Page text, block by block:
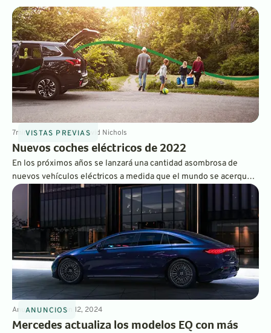
tracción total. El MSRP inicial está por debajo de los 75 000$.
VISTAS PREVIAS
7minMay 26, 2022ByDavid Nichols
Nuevos coches eléctricos de 2022
En los próximos años se lanzará una cantidad asombrosa de
nuevos vehículos eléctricos a medida que el mundo se acerque
cada vez más a un futuro totalmente eléctrico. El año 2022 nos
trajo más modelos de vehículos eléctricos nuevos que nunca, y
estamos deseando probarlos todos.
ANUNCIOS
Anuncios4minJan 12, 2024
Mercedes actualiza los modelos EQ con más